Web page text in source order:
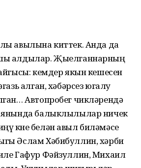
авылына киттек. Анда да
алдылар. Җыелганнарның
кемдер якын кешесен
алган, хәбәрсез югалу
Автопробег чикләрендә
янында балыклылылар ничек
көне белән авыл биләмәсе
Әслам Хәбибуллин, хәрби
Гафур Фәйзуллин, Михаил